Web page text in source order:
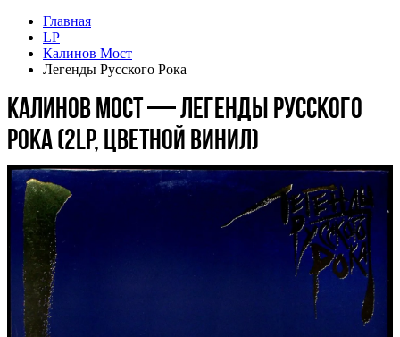
Главная
LP
Калинов Мост
Легенды Русского Рока
Калинов Мост — Легенды Русского
Рока (2LP, цветной винил)